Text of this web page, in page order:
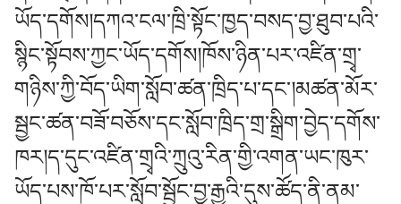
ཡོད་དགོས།དཀའ་ངལ་ཁྲི་སྟོང་ཁྱད་བསད་བྱ་ཐུབ་པའི་
སྙིང་སྟོབས་ཀྱང་ཡོད་དགོས།ཁོས་ཉིན་པར་འཛིན་གྲྭ་
གཉིས་ཀྱི་བོད་ཡིག་སློབ་ཚན་ཁྲིད་པ་དང་།མཚན་མོར་
སྦྱང་ཚན་བཟོ་བཅོས་དང་སློབ་ཁྲིད་གྲ་སྒྲིག་བྱེད་དགོས་
ཁར།ད་དུང་འཛིན་གྲྭའི་ཀྲུའུ་རིན་གྱི་འགན་ཡང་ཁུར་
ཡོད་པས་ཁོ་པར་སློབ་སྦྱོང་བྱ་རྒྱའི་དུས་ཚོད་ནི་ནམ་